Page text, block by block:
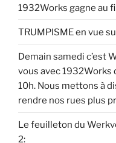
1932Works gagne au
TRUMPISME en vue
Demain samedi c’est
vous avec 1932Works
10h. Nous mettons à
rendre nos rues plus
Le feuilleton du
2: